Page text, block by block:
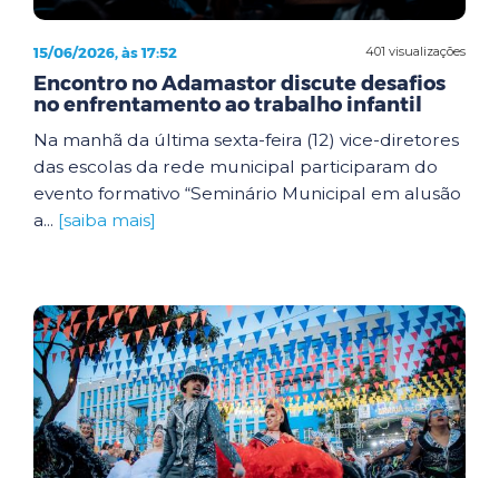
401 visualizações
15/06/2026, às 17:52
Encontro no Adamastor discute desafios
no enfrentamento ao trabalho infantil
Na manhã da última sexta-feira (12) vice-diretores
das escolas da rede municipal participaram do
evento formativo “Seminário Municipal em alusão
a... [saiba mais]